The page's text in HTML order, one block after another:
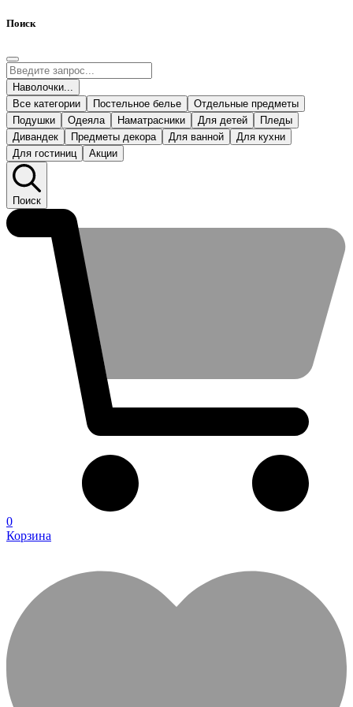
Поиск
Наволочки...
Все категории
Постельное белье
Отдельные предметы
Подушки
Одеяла Наматрасники Для детей
Пледы
Дивандек
Предметы декора Для ванной
Для кухни
Для гостиниц
Акции
Поиск
0
Корзина